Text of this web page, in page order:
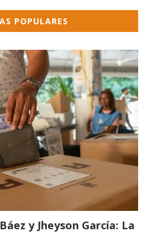
POPULARES
y Jheyson García: La